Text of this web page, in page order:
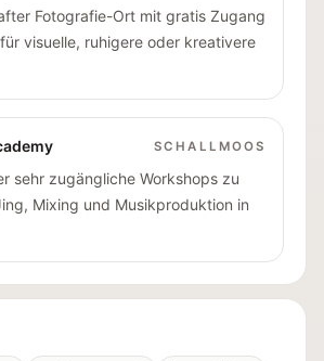
Fotografie-Ort mit gratis Zugang
visuelle, ruhigere oder kreativere
SCHALLMOOS
sehr zugängliche Workshops zu
Mixing und Musikproduktion in